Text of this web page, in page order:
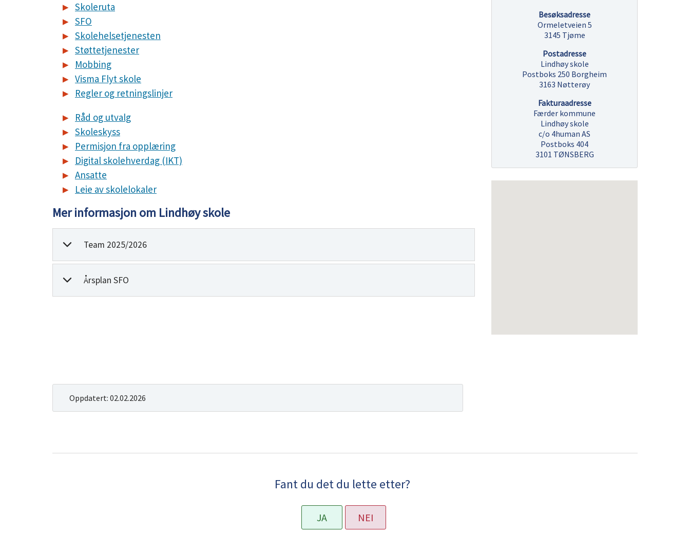
Skoleruta
SFO
Skolehelsetjenesten
Støttetjenester
Mobbing
Visma Flyt skole
Regler og retningslinjer
Råd og utvalg
Skoleskyss
Permisjon fra opplæring
Digital skolehverdag (IKT)
Ansatte
Leie av skolelokaler
Mer informasjon om Lindhøy skole
Team 2025/2026
Årsplan SFO
Besøksadresse
Ormeletveien 5
3145 Tjøme
Postadresse
Lindhøy skole
Postboks 250 Borgheim
3163 Nøtterøy
Fakturaadresse
Færder kommune
Lindhøy skole
c/o 4human AS
Postboks 404
3101 TØNSBERG
Oppdatert: 02.02.2026
Fant du det du lette etter?
JA NEI